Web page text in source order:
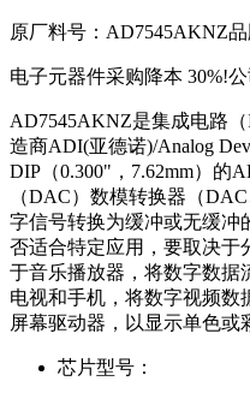
原厂料号： AD7545AKNZ品
电子元器件采购降本 30%!
AD7545AKNZ是集成电路
造商ADI(亚德诺)/Analog
DIP（0.300"，7.62mm）的
（DAC）数模转换器（
字信号转换为缓冲或无缓冲
否适合特定应用，要取决于
于音乐播放器，将数字数据
电视和手机，将数字视频数
屏幕驱动器，以显示单色或
芯片型号：